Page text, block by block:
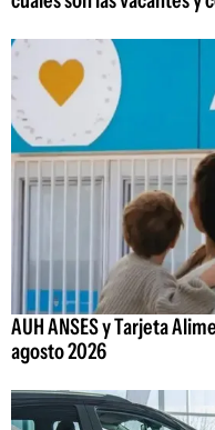
AUH ANSES y Tarjeta
agosto 2026